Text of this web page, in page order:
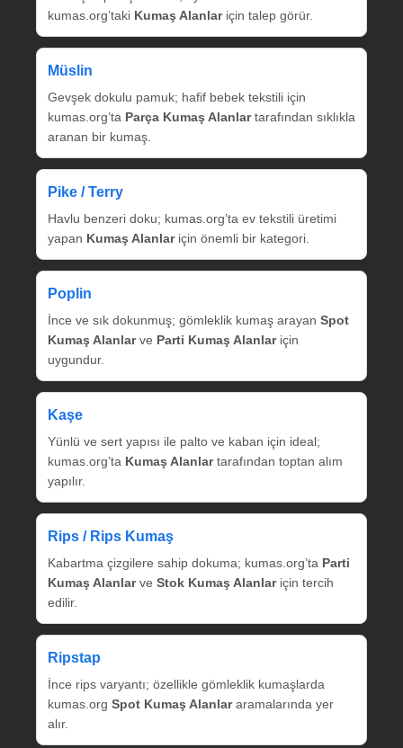
kumas.org’taki Kumaş Alanlariçin talep görür.
Müslin
Gevşek dokulu pamuk; hafif bebek tekstili için
kumas.org’ta Parça Kumaş Alanlartarafından sıklıkla
aranan bir kumaş.
Pike / Terry
Havlu benzeri doku; kumas.org’ta ev tekstili üretimi
yapan Kumaş Alanlariçin önemli bir kategori.
Poplin
İnce ve sık dokunmuş; gömleklik kumaş arayan Spot
Kumaş Alanlarve Parti Kumaş Alanlariçin
uygundur.
Kaşe
Yünlü ve sert yapısı ile palto ve kaban için ideal;
kumas.org’ta Kumaş Alanlartarafından toptan alım
yapılır.
Rips / Rips Kumaş
Kabartma çizgilere sahip dokuma; kumas.org’ta Parti
Kumaş Alanlarve Stok Kumaş Alanlariçin tercih
edilir.
Ripstap
İnce rips varyantı; özellikle gömleklik kumaşlarda
kumas.org Spot Kumaş Alanlararamalarında yer
alır.